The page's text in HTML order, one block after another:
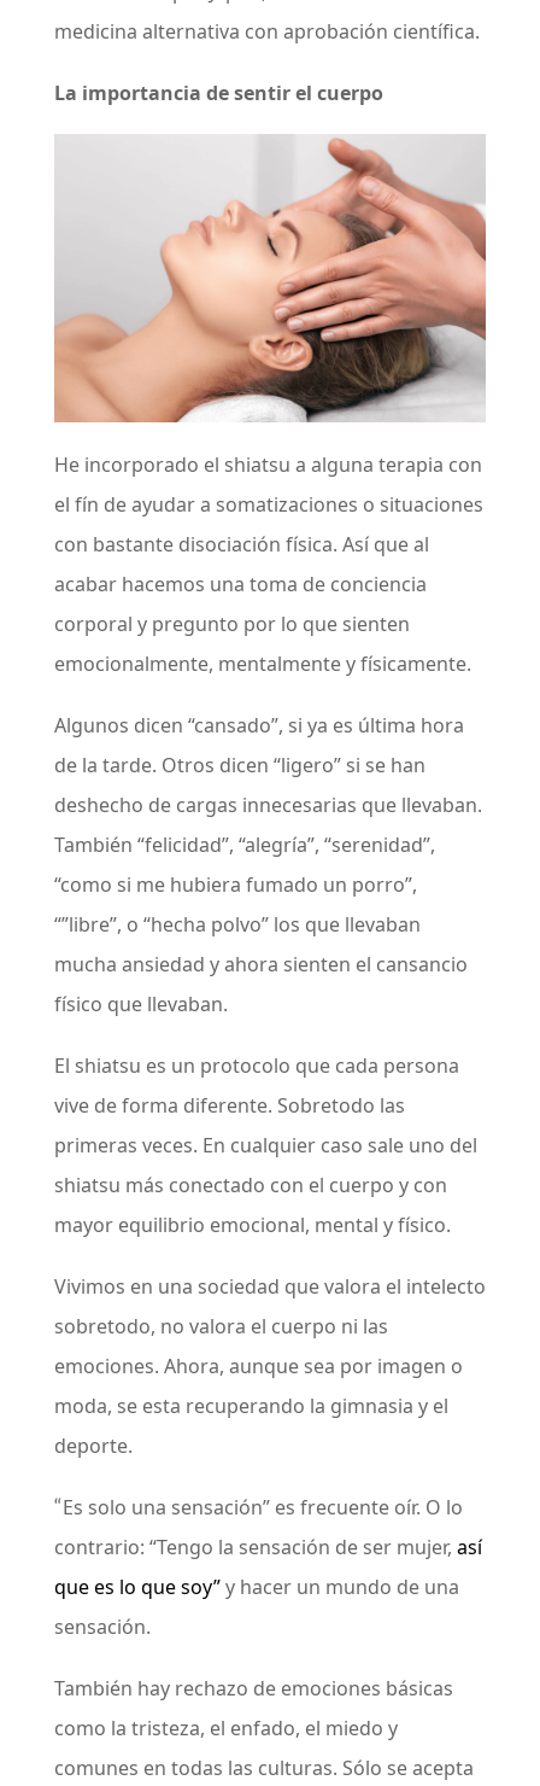
medicina alternativa con aprobación científica.
La importancia de sentir el cuerpo
He incorporado el shiatsu a alguna terapia con
el fín de ayudar a somatizaciones o situaciones
con bastante disociación física. Así que al
acabar hacemos una toma de conciencia
corporal y pregunto por lo que sienten
emocionalmente, mentalmente y físicamente.
Algunos dicen “cansado”, si ya es última hora
de la tarde. Otros dicen “ligero” si se han
deshecho de cargas innecesarias que llevaban.
También “felicidad”, “alegría”, “serenidad”,
“como si me hubiera fumado un porro”,
“”libre”, o “hecha polvo” los que llevaban
mucha ansiedad y ahora sienten el cansancio
físico que llevaban.
El shiatsu es un protocolo que cada persona
vive de forma diferente. Sobretodo las
primeras veces. En cualquier caso sale uno del
shiatsu más conectado con el cuerpo y con
mayor equilibrio emocional, mental y físico.
Vivimos en una sociedad que valora el intelecto
sobretodo, no valora el cuerpo ni las
emociones. Ahora, aunque sea por imagen o
moda, se esta recuperando la gimnasia y el
deporte.
“Es solo una sensación” es frecuente oír. O lo
contrario: “Tengo la sensación de ser mujer, así
que es lo que soy”y hacer un mundo de una
sensación.
También hay rechazo de emociones básicas
como la tristeza, el enfado, el miedo y
comunes en todas las culturas. Sólo se acepta